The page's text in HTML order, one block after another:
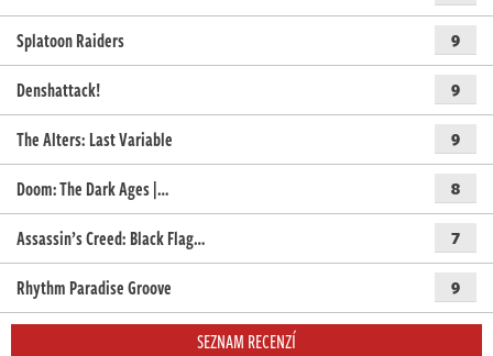
Splatoon Raiders 9
Denshattack! 9
The Alters: Last Variable 9
Doom: The Dark Ages |… 8
Assassin’s Creed: Black Flag… 7
Rhythm Paradise Groove 9
SEZNAM RECENZÍ